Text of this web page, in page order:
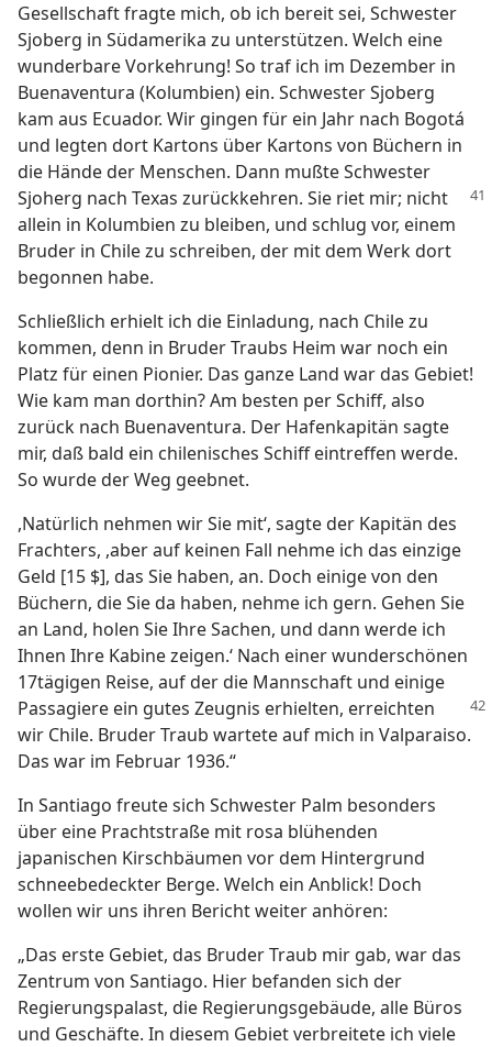
Gesellschaft fragte mich, ob ich bereit sei, Schwester
Sjoberg in Südamerika zu unterstützen. Welch eine
wunderbare Vorkehrung! So traf ich im Dezember in
Buenaventura (Kolumbien) ein. Schwester Sjoberg
kam aus Ecuador. Wir gingen für ein Jahr nach Bogotá
und legten dort Kartons über Kartons von Büchern in
die Hände der Menschen. Dann mußte Schwester
Sjoherg nach Texas zurückkehren. Sie riet mir; nicht
allein in Kolumbien zu bleiben, und schlug vor, einem
Bruder in Chile zu schreiben, der mit dem Werk dort
begonnen habe.
Schließlich erhielt ich die Einladung, nach Chile zu
kommen, denn in Bruder Traubs Heim war noch ein
Platz für einen Pionier. Das ganze Land war das Gebiet!
Wie kam man dorthin? Am besten per Schiff, also
zurück nach Buenaventura. Der Hafenkapitän sagte
mir, daß bald ein chilenisches Schiff eintreffen werde.
So wurde der Weg geebnet.
,Natürlich nehmen wir Sie mit‘, sagte der Kapitän des
Frachters, ,aber auf keinen Fall nehme ich das einzige
Geld [15 $], das Sie haben, an. Doch einige von den
Büchern, die Sie da haben, nehme ich gern. Gehen Sie
an Land, holen Sie Ihre Sachen, und dann werde ich
Ihnen Ihre Kabine zeigen.‘ Nach einer wunderschönen
17tägigen Reise, auf der die Mannschaft und einige
Passagiere ein gutes Zeugnis erhielten, erreichten
wir Chile. Bruder Traub wartete auf mich in Valparaiso.
Das war im Februar 1936.“
In Santiago freute sich Schwester Palm besonders
über eine Prachtstraße mit rosa blühenden
japanischen Kirschbäumen vor dem Hintergrund
schneebedeckter Berge. Welch ein Anblick! Doch
wollen wir uns ihren Bericht weiter anhören:
„Das erste Gebiet, das Bruder Traub mir gab, war das
Zentrum von Santiago. Hier befanden sich der
Regierungspalast, die Regierungsgebäude, alle Büros
und Geschäfte. In diesem Gebiet verbreitete ich viele